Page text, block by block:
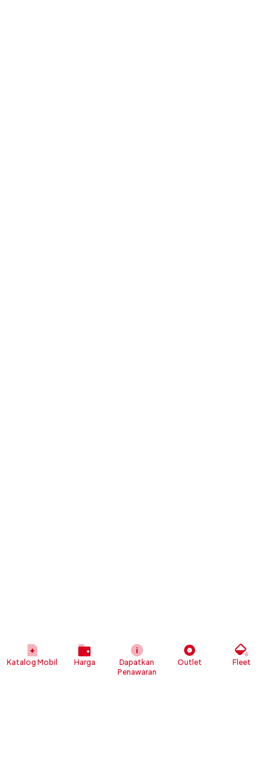
Katalog Mobil Harga
Dapatkan
Penawaran
Outlet Fleet